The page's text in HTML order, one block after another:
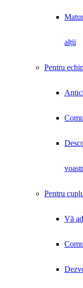
alții
Pentru
Pentru
Vă